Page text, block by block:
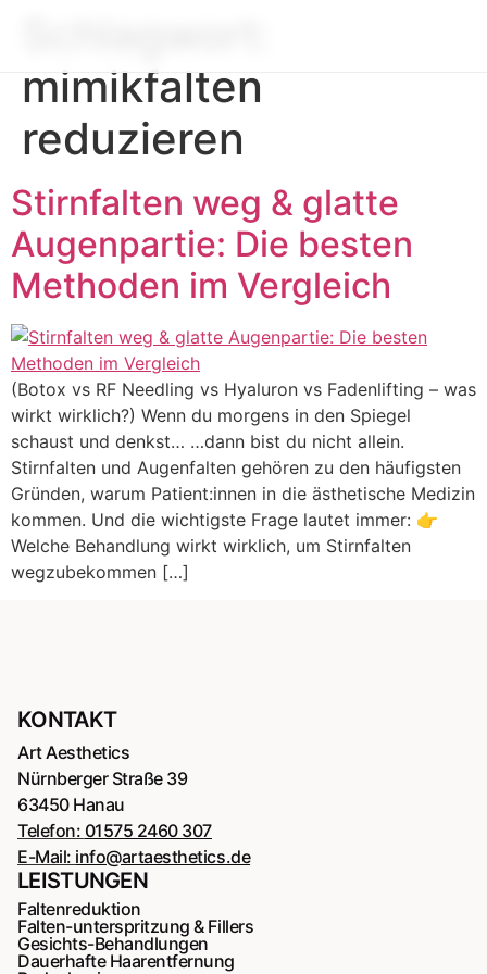
mimikfalten
reduzieren
Stirnfalten weg & glatte
Augenpartie: Die besten
Methoden im Vergleich
(Botox vs RF Needling vs Hyaluron vs Fadenlifting – was
wirkt wirklich?) Wenn du morgens in den Spiegel
schaust und denkst… …dann bist du nicht allein.
Stirnfalten und Augenfalten gehören zu den häufigsten
Gründen, warum Patient:innen in die ästhetische Medizin
kommen. Und die wichtigste Frage lautet immer: 👉
Welche Behandlung wirkt wirklich, um Stirnfalten
wegzubekommen […]
KONTAKT
Art Aesthetics
Nürnberger Straße 39
63450 Hanau
Telefon: 01575 2460 307
E-Mail: info@artaesthetics.de
LEISTUNGEN
Faltenreduktion
Falten-unterspritzung & Fillers
Gesichts-Behandlungen
Dauerhafte Haarentfernung